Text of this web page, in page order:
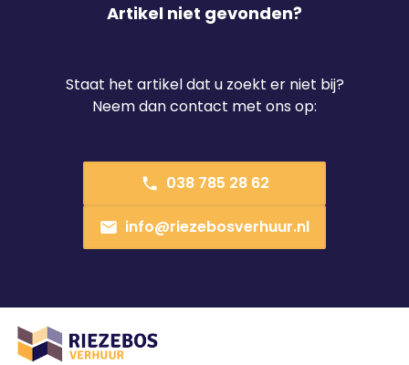
Artikel niet gevonden?
Staat het artikel dat u zoekt er niet bij?
Neem dan contact met ons op:
038 785 28 62
info@riezebosverhuur.nl